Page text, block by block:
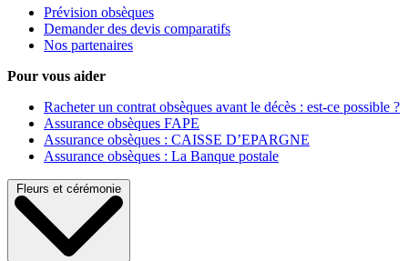
Prévision obsèques
Demander des devis comparatifs
Nos partenaires
Pour vous aider
Racheter un contrat obsèques avant le décès : est-ce possible ?
Assurance obsèques FAPE
Assurance obsèques : CAISSE D’EPARGNE
Assurance obsèques : La Banque postale
Fleurs et cérémonie